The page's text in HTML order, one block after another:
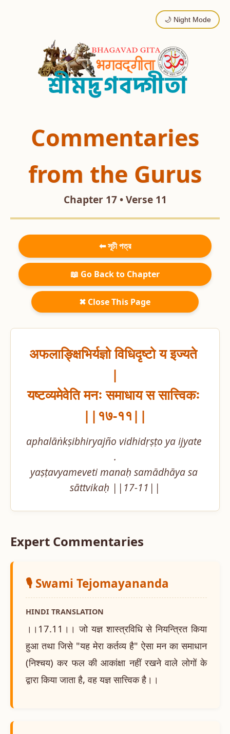
🌙 Night Mode
Commentaries
from the Gurus
Chapter 17 • Verse 11
⬅ সূচী পত্র
📖 Go Back to Chapter
✖ Close This Page
अफलाङ्क्षिभिर्यज्ञो विधिदृष्टो य इज्यते
|
यष्टव्यमेवेति मनः समाधाय स सात्त्विकः
||१७-११||
aphalāṅkṣibhiryajño vidhidṛṣṭo ya ijyate
.
yaṣṭavyameveti manaḥ samādhāya sa
sāttvikaḥ ||17-11||
Expert Commentaries
🎙️ Swami Tejomayananda
HINDI TRANSLATION
।।17.11।। जो यज्ञ शास्त्रविधि से नियन्त्रित किया
हुआ तथा जिसे "यह मेरा कर्तव्य है" ऐसा मन का समाधान
(निश्चय) कर फल की आकांक्षा नहीं रखने वाले लोगों के
द्वारा किया जाता है, वह यज्ञ सात्त्विक है।।